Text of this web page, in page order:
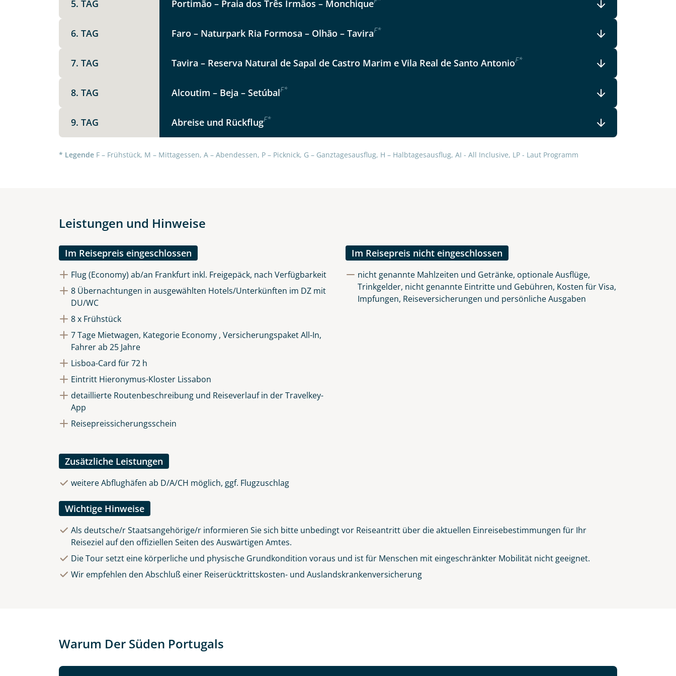
Telegram per E-Mail senden
Auswahl übernehmen
Auswahl übernehmen
5. TAG Portimão – Praia dos Três Irmãos – Monchique
6. TAG Faro – Naturpark Ria Formosa – Olhão – TaviraF*
7. TAG Tavira – Reserva Natural de Sapal de Castro Marim e Vila Real de Santo AntonioF*
8. TAG Alcoutim – Beja – SetúbalF*
9. TAG Abreise und RückflugF*
* Legende F – Frühstück, M – Mittagessen, A – Abendessen, P – Picknick, G – Ganztagesausflug, H – Halbtagesausflug, AI - All Inclusive, LP - Laut Programm
Leistungen und Hinweise
Im Reisepreis eingeschlossen
Flug (Economy) ab/an Frankfurt inkl. Freigepäck, nach Verfügbarkeit
8 Übernachtungen in ausgewählten Hotels/Unterkünften im DZ mit
DU/WC
8 x Frühstück
7 Tage Mietwagen, Kategorie Economy , Versicherungspaket All-In,
Fahrer ab 25 Jahre
Lisboa-Card für 72 h
Eintritt Hieronymus-Kloster Lissabon
detaillierte Routenbeschreibung und Reiseverlauf in der Travelkey-
App
Reisepreissicherungsschein
Im Reisepreis nicht eingeschlossen
nicht genannte Mahlzeiten und Getränke, optionale Ausflüge,
Trinkgelder, nicht genannte Eintritte und Gebühren, Kosten für Visa,
Impfungen, Reiseversicherungen und persönliche Ausgaben
Zusätzliche Leistungen
weitere Abflughäfen ab D/A/CH möglich, ggf. Flugzuschlag
Wichtige Hinweise
Als deutsche/r Staatsangehörige/r informieren Sie sich bitte unbedingt vor Reiseantritt über die aktuellen Einreisebestimmungen für Ihr
Reiseziel auf den offiziellen Seiten des Auswärtigen Amtes.
Die Tour setzt eine körperliche und physische Grundkondition voraus und ist für Menschen mit eingeschränkter Mobilität nicht geeignet.
Wir empfehlen den Abschluß einer Reiserücktrittskosten- und Auslandskrankenversicherung
Warum Der Süden Portugals
Option 1 Option 2
Weitere Informationen
Datenschutz & Transparenz ist uns sehr wichtig!
Die Anfrage wird via SSL verschlüsselt an unseren Server geschickt. Mit Absenden des Formulars, erklären Sie, dass Sie die
Datenschutzerklärungund zur Kenntnis genommen und akzeptiert haben.